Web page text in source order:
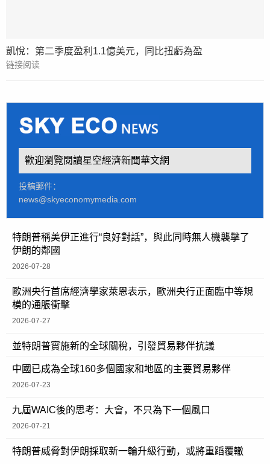
凱悅：第二季度盈利1.1億美元，同比扭虧為盈
链接阅读
歡迎瀏覽閱讀星空經濟新聞華文網
投稿郵件：
news@skyeconomymedia.com
特朗普稱美伊正進行“良好對話”，與此同時無人機襲擊了
伊朗的鄰國
2026-07-28
歐洲央行首席經濟學家萊恩表示，歐洲央行正面臨中等規
模的通脹衝擊
2026-07-27
並特朗普實施新的全球關稅，引發貿易夥伴抗議
中國已成為全球160多個國家和地區的主要貿易夥伴
2026-07-23
九屆WAIC後的思考：大會，不只為下一個風口
2026-07-21
特朗普威脅對伊朗採取新一輪升級行動，或將重蹈覆轍